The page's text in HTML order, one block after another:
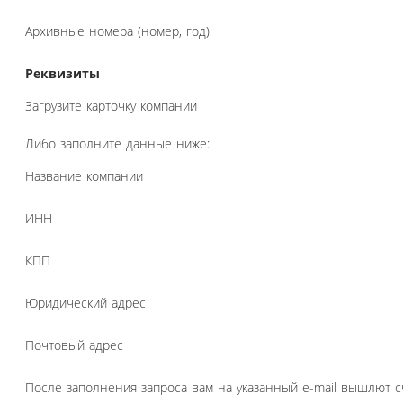
Архивные номера (номер, год)
Реквизиты
Загрузите карточку компании
Либо заполните данные ниже:
Название компании
ИНН
КПП
Юридический адрес
Почтовый адрес
После заполнения запроса вам на указанный e-mail вышлют